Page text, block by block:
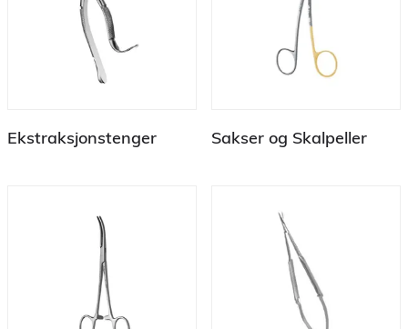
Ekstraksjonstenger Sakser og Skalpeller